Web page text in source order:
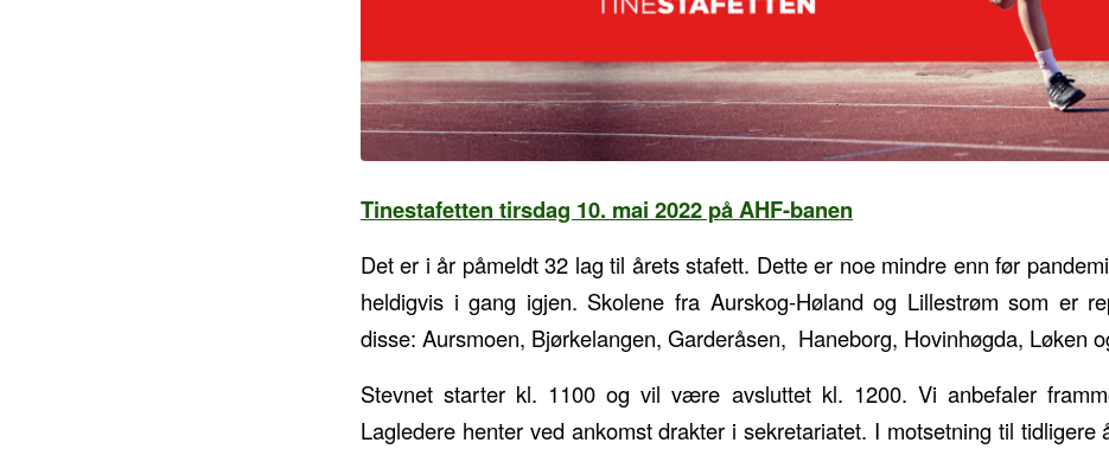
Tinestafetten tirsdag 10. mai 2022 på AHF-banen
Det er i år påmeldt 32 lag til årets stafett. Dette er noe mindre enn før
heldigvis i gang igjen. Skolene fra Aurskog-Høland og Lillestrøm som er
disse: Aursmoen, Bjørkelangen, Garderåsen, Haneborg, Hovinhøgda, Løken
Stevnet starter kl. 1100 og vil være avsluttet kl. 1200. Vi anbefaler
Lagledere henter ved ankomst drakter i sekretariatet. I motsetning til tidligere